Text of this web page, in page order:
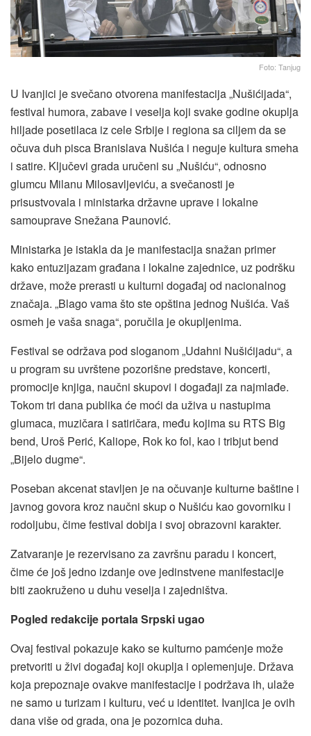
Foto: Tanjug
U Ivanjici je svečano otvorena manifestacija „Nušićijada“,
festival humora, zabave i veselja koji svake godine okuplja
hiljade posetilaca iz cele Srbije i regiona sa ciljem da se
očuva duh pisca Branislava Nušića i neguje kultura smeha
i satire. Ključevi grada uručeni su „Nušiću“, odnosno
glumcu Milanu Milosavljeviću, a svečanosti je
prisustvovala i ministarka državne uprave i lokalne
samouprave Snežana Paunović.
Ministarka je istakla da je manifestacija snažan primer
kako entuzijazam građana i lokalne zajednice, uz podršku
države, može prerasti u kulturni događaj od nacionalnog
značaja. „Blago vama što ste opština jednog Nušića. Vaš
osmeh je vaša snaga“, poručila je okupljenima.
Festival se održava pod sloganom „Udahni Nušićijadu“, a
u program su uvrštene pozorišne predstave, koncerti,
promocije knjiga, naučni skupovi i događaji za najmlađe.
Tokom tri dana publika će moći da uživa u nastupima
glumaca, muzičara i satiričara, među kojima su RTS Big
bend, Uroš Perić, Kaliope, Rok ko fol, kao i tribjut bend
„Bijelo dugme“.
Poseban akcenat stavljen je na očuvanje kulturne baštine i
javnog govora kroz naučni skup o Nušiću kao govorniku i
rodoljubu, čime festival dobija i svoj obrazovni karakter.
Zatvaranje je rezervisano za završnu paradu i koncert,
čime će još jedno izdanje ove jedinstvene manifestacije
biti zaokruženo u duhu veselja i zajedništva.
Pogled redakcije portala Srpski ugao
Ovaj festival pokazuje kako se kulturno pamćenje može
pretvoriti u živi događaj koji okuplja i oplemenjuje. Država
koja prepoznaje ovakve manifestacije i podržava ih, ulaže
ne samo u turizam i kulturu, već u identitet. Ivanjica je ovih
dana više od grada, ona je pozornica duha.